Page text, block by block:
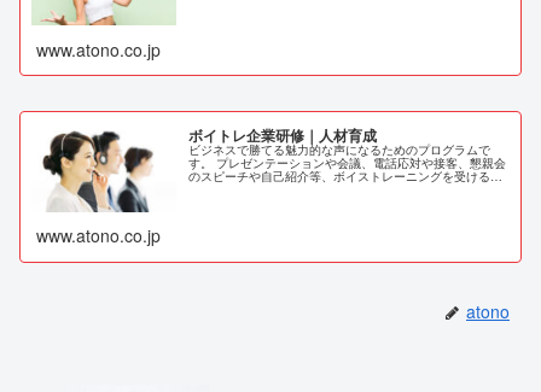
www.atono.co.jp
ボイトレ企業研修｜人材育成
ビジネスで勝てる魅力的な声になるためのプログラムで
す。 プレゼンテーションや会議、電話応対や接客、懇親会
のスピーチや自己紹介等、ボイストレーニングを受けるこ
www.atono.co.jp
atono